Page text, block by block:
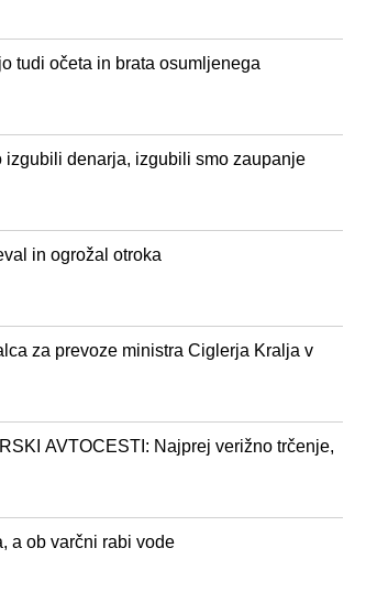
tudi očeta in brata osumljenega
denarja, izgubili smo zaupanje
in ogrožal otroka
za prevoze ministra Ciglerja Kralja v
AVTOCESTI: Najprej verižno trčenje,
a ob varčni rabi vode